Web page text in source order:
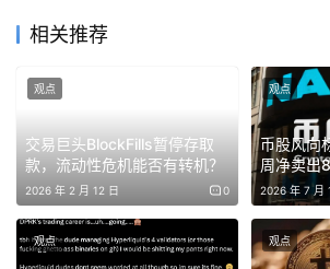
亿美元新基金，但投资范围已经扩展到
SVB统计，2025年加密行业每投入1
美分同时流向了也在做AI的公司，
美分。
大玩家都在玩合规
据加密并购咨询公司Architect
相关推荐
交易巨头BlockFills暂停存取
款，流动性危机能否有转机？
2026 年 2 月 12 日 0
观点
币股风向
周净卖出
Strategy
30亿美元
2026 年 7 月
观点
观点 观点